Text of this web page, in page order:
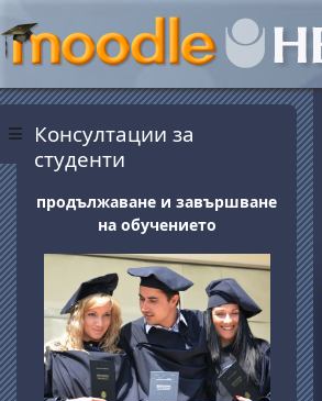
Panneau latéral
Blocs
Консултации за
студенти
продължаване и завършване
на обучението